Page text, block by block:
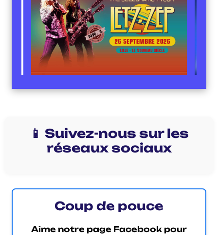
📱 Suivez-nous sur les
réseaux sociaux
Coup de pouce
Aime notre page Facebook pour